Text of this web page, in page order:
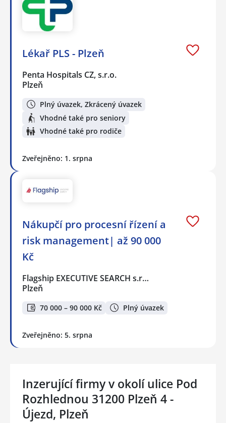
Lékař PLS - Plzeň
Penta Hospitals CZ, s.r.o.
Plzeň
Plný úvazek, Zkrácený úvazek
Vhodné také pro seniory
Vhodné také pro rodiče
Zveřejněno: 1. srpna
Nákupčí pro procesní řízení a
risk management| až 90 000
Kč
Flagship EXECUTIVE SEARCH s.r…
Plzeň
70 000 – 90 000 Kč Plný úvazek
Zveřejněno: 5. srpna
Inzerující firmy v okolí ulice Pod
Rozhlednou 31200 Plzeň 4 -
Újezd, Plzeň